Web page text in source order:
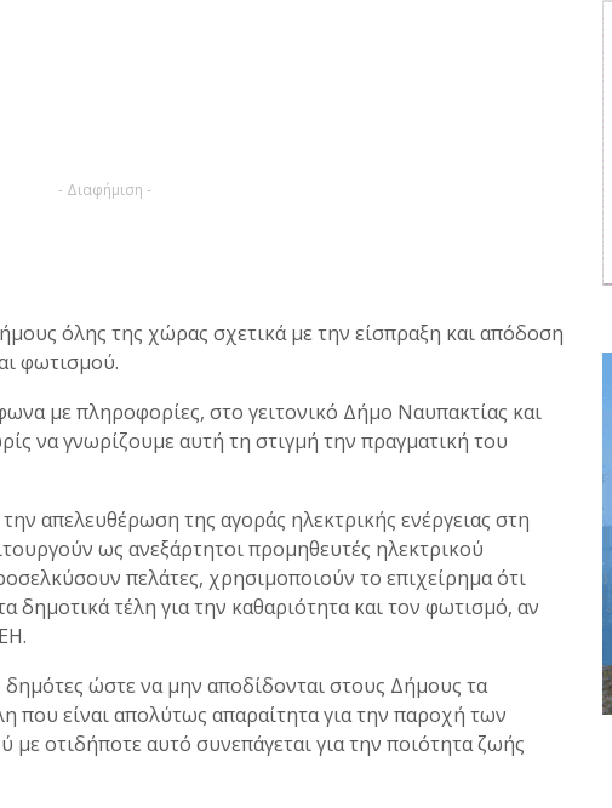
- Διαφήμιση -
όλης της χώρας σχετικά με την είσπραξη και απόδοση
φωτισμού.
με πληροφορίες, στο γειτονικό Δήμο Ναυπακτίας και
να γνωρίζουμε αυτή τη στιγμή την πραγματική του
απελευθέρωση της αγοράς ηλεκτρικής ενέργειας στη
ως ανεξάρτητοι προμηθευτές ηλεκτρικού
πελάτες, χρησιμοποιούν το επιχείρημα ότι
δημοτικά τέλη για την καθαριότητα και τον φωτισμό, αν
ώστε να μην αποδίδονται στους Δήμους τα
που είναι απολύτως απαραίτητα για την παροχή των
οτιδήποτε αυτό συνεπάγεται για την ποιότητα ζωής